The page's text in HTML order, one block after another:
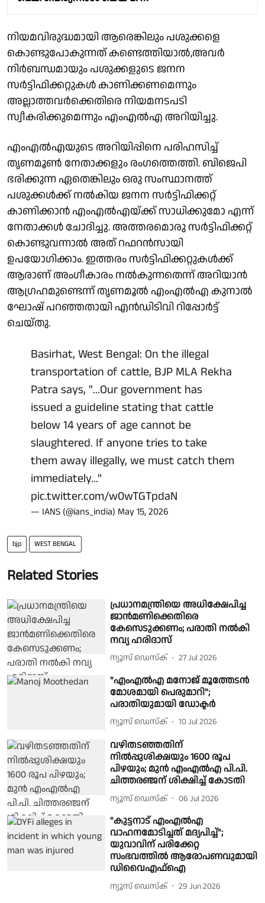
നിയമവിരുദ്ധമായി ആരെങ്കിലും പശുക്കളെ
കൊണ്ടുപോകുന്നത് കണ്ടെത്തിയാൽ,അവർ
നിർബന്ധമായും പശുക്കളുടെ ജനന
സർട്ടിഫിക്കറ്റുകൾ കാണിക്കണമെന്നും
അല്ലാത്തവർക്കെതിരെ നിയമനടപടി
സ്വീകരിക്കുമെന്നും എംഎൽഎ അറിയിച്ചു.
എംഎൽഎയുടെ അറിയിപ്പിനെ പരിഹസിച്ച്
തൃണമൂൺ നേതാക്കളും രംഗത്തെത്തി. ബിജെപി
ഭരിക്കുന്ന ഏതെങ്കിലും ഒരു സംസ്ഥാനത്ത്
പശുക്കൾക്ക് നൽകിയ ജനന സർട്ടിഫിക്കറ്റ്
കാണിക്കാൻ എംഎൽഎയ്ക്ക് സാധിക്കുമോ എന്ന്
നേതാക്കൾ ചോദിച്ചു. അത്തരമൊരു സർട്ടിഫിക്കറ്റ്
കൊണ്ടുവന്നാൽ അത് റഫറൻസായി
ഉപയോഗിക്കാം. ഇത്തരം സർട്ടിഫിക്കറ്റുകൾക്ക്
ആരാണ് അംഗീകാരം നൽകുന്നതെന്ന് അറിയാൻ
ആഗ്രഹമുണ്ടെന്ന് തൃണമൂൽ എംഎൽഎ കുനാൽ
ഘോഷ് പറഞ്ഞതായി എൻഡിടിവി റിപ്പോർട്ട്
ചെയ്തു.
Basirhat, West Bengal: On the illegal
transportation of cattle, BJP MLA Rekha
Patra says, "...Our government has
issued a guideline stating that cattle
below 14 years of age cannot be
slaughtered. If anyone tries to take
them away illegally, we must catch them
immediately..."
pic.twitter.com/w0wTGTpdaN
— IANS (@ians_india) May 15, 2026
bjp WEST BENGAL
Related Stories
പ്രധാനമന്ത്രിയെ അധിക്ഷേപിച്ച
ജാൻമണിക്കെതിരെ
കേസെടുക്കണം; പരാതി നൽകി
നവ്യ ഹരിദാസ്
ന്യൂസ് ഡെസ്ക് 27 Jul 2026
"എംഎൽഎ മനോജ് മൂത്തേടൻ
മോശമായി പെരുമാറി";
പരാതിയുമായി ഡോക്ടർ
ന്യൂസ് ഡെസ്ക് 10 Jul 2026
വഴിതടഞ്ഞതിന്
നില്‍പ്പുശിക്ഷയും 1600 രൂപ
പിഴയും; മുൻ എംഎൽഎ പി.പി.
ചിത്തരഞ്ജന് ശിക്ഷിച്ച് കോടതി
ന്യൂസ് ഡെസ്ക് 06 Jul 2026
"കുട്ടനാട് എംഎൽഎ
വാഹനമോടിച്ചത് മദ്യപിച്ച്";
യുവാവിന് പരിക്കേറ്റ
സംഭവത്തിൽ ആരോപണവുമായി
ഡിവൈഎഫ്ഐ
ന്യൂസ് ഡെസ്ക് 29 Jun 2026